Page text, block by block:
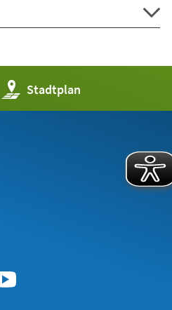
Stadtplan
(Öffnet
in
einem